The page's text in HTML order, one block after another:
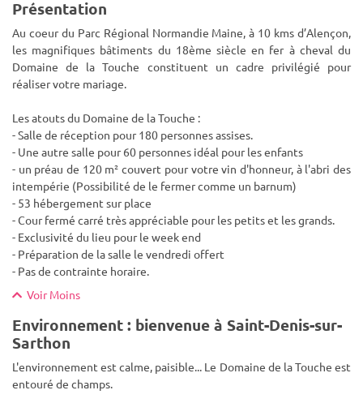
Présentation
Au coeur du Parc Régional Normandie Maine, à 10 kms d’Alençon,
les magnifiques bâtiments du 18ème siècle en fer à cheval du
Domaine de la Touche constituent un cadre privilégié pour
réaliser votre mariage.
Les atouts du Domaine de la Touche :
-Salle de réception pour 180 personnes assises.
- Une autre salle pour 60 personnes idéal pour les enfants
- un préau de 120 m² couvert pour votre vin d'honneur, à l'abri des
intempérie (Possibilité de le fermer comme un barnum)
- 53 hébergement sur place
- Cour fermé carré très appréciable pour les petits et les grands.
- Exclusivité du lieu pour le week end
- Préparation de la salle le vendredi offert
- Pas de contrainte horaire.
Voir Moins
Environnement : bienvenue à Saint-Denis-sur-
Sarthon
L'environnement est calme, paisible... Le Domaine de la Touche est
entouré de champs.